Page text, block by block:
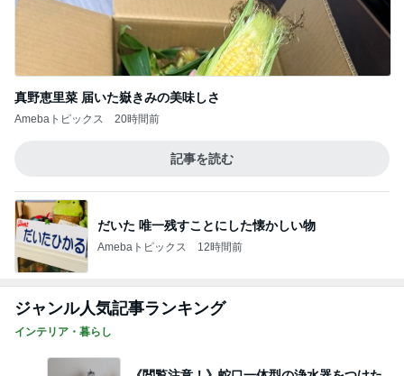
真野恵里菜 届いた嶽きみの美味しさ
Amebaトピックス 20時間前
記事を読む
だいた 唯一残すことにした懐かしい物
Amebaトピックス 12時間前
ジャンル人気記事ランキング
インテリア・暮らし